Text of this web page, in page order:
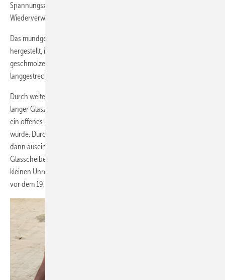
Spannungszustand. Diese Faktoren entscheiden, ob ein Glas zur
Wiederverwendung geeignet ist.“
Das mundgeblasene Fensterglas des umfangreichen Projektes wurde
hergestellt, indem der Glasmacher mit der „Pfeife“ einen Tropfen
geschmolzenes Glas aus dem Ofen aufnahm und daraus eine
langgestreckte Glasblase blies.
Durch weiteres Blasen, Schwenken und Strecken wurde daraus ein
langer Glaszylinder hergestellt und an beiden Enden geöffnet, sodass
ein offenes Rohr entstand, das anschließend längs aufgeschnitten
wurde. Durch das erneute Erhitzen im Streckofen konnte der Zylinder
dann auseinandergeklappt und geglättet werden, sodass eine flache
Glasscheibe entstand. Das Ergebnis: ein leicht welliges Fensterglas mit
kleinen Unregelmäßigkeiten – typisch für ältere historische Gebäude
vor dem 19. Jahrhundert.